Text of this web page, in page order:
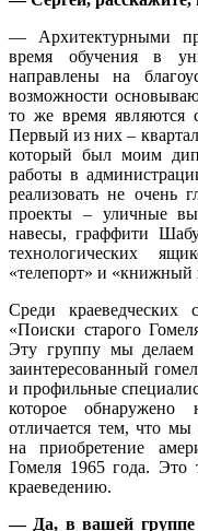
— Архитектурными
время обучения в
направлены на
возможности
то же время являются
Первый из них –
который был моим
работы в
реализовать не очень
проекты – уличные
навесы, граффити
технологических
«телепорт» и
Среди краеведческих
«Поиски старого
Эту группу мы
заинтересованный
и профильные
которое
отличается тем, что мы
на приобретение
Гомеля 1965 года. Это
краеведению.
— Да, в вашей группе